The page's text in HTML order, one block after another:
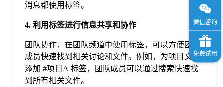
消息都使用标签。
4. 利用标签进行信息共享和协作
团队协作：在团队频道中使用标签，可以方便团队
成员快速找到相关讨论和文件。例如，为项目文件
添加 #项目A 标签，团队成员可以通过搜索快速找
到所有相关文件。